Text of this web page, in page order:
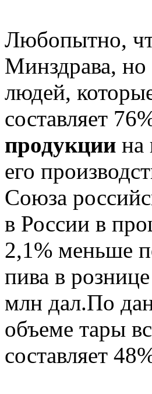
Любопытно,
Минздрава, но
людей,
составляет
продукции на
его
Союза
в России в
2,1% меньше
пива в
млн дал.По
объеме тары
составляет